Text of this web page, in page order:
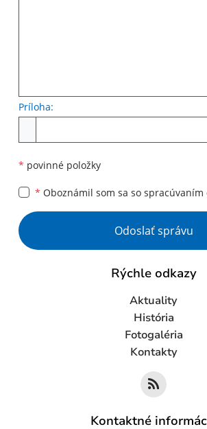
Príloha:
* povinné položky
* Oboznámil som sa so spracúvaním
Google reCaptcha Response
Odoslať správu
Rýchle odkazy
Aktuality
História
Fotogaléria
Kontakty
Kontaktné